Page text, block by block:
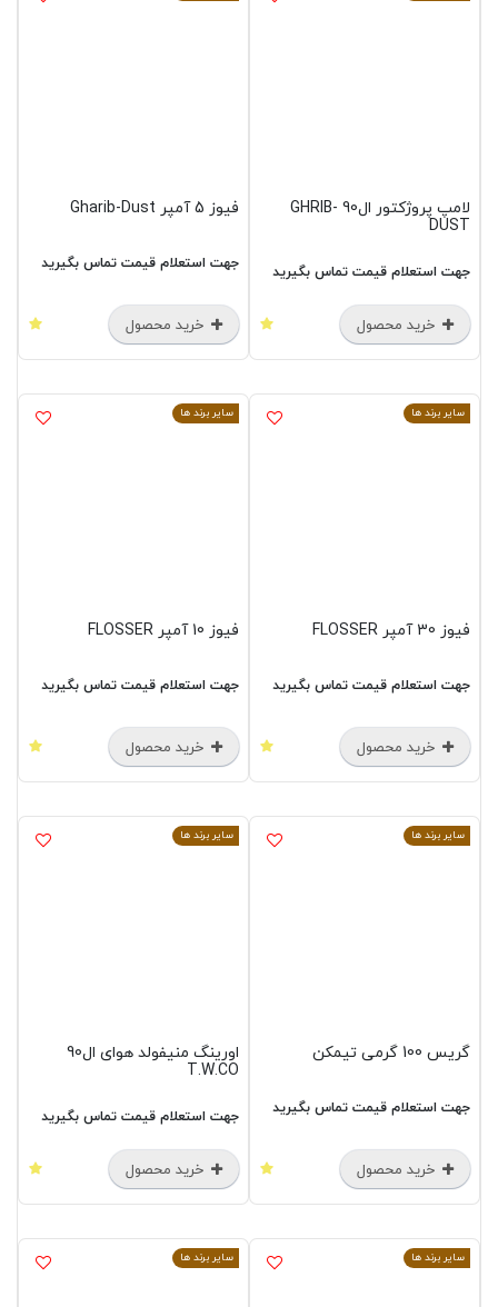
لامپ پروژکتور ال90 GHRIB-
DUST
جهت استعلام قیمت تماس بگیرید
خرید محصول
فیوز 5 آمپر Gharib-Dust
جهت استعلام قیمت تماس بگیرید
خرید محصول
سایر برند ها
فیوز 30 آمپر FLOSSER
جهت استعلام قیمت تماس بگیرید
خرید محصول
سایر برند ها
فیوز 10 آمپر FLOSSER
جهت استعلام قیمت تماس بگیرید
خرید محصول
سایر برند ها
گریس 100 گرمی تیمکن
جهت استعلام قیمت تماس بگیرید
خرید محصول
سایر برند ها
اورینگ منیفولد هوای ال90
T.W.CO
جهت استعلام قیمت تماس بگیرید
خرید محصول
سایر برند ها سایر برند ها